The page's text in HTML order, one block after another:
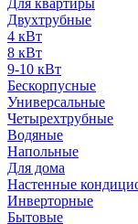
Для квартиры
Двухтрубные
4 кВт
8 кВт
9-10 кВт
Бескорпусные
Универсальные
Четырехтрубные
Водяные
Напольные
Для дома
Настенные
Инверторные
Бытовые